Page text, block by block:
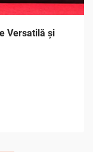
Versatilă și